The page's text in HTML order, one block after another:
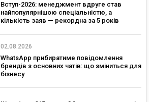
Вступ-2026: менеджмент вдруге став
найпопулярнішою спеціальністю, а
кількість заяв — рекордна за 5 років
02.08.2026
WhatsApp прибиратиме повідомлення
брендів з основних чатів: що зміниться для
бізнесу